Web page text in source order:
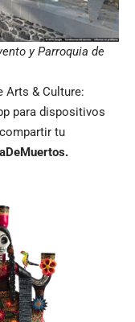
y Parroquia de
Arts & Culture:
para dispositivos
tu